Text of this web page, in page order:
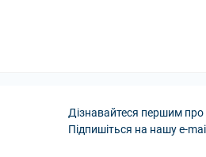
Дізнавайтеся першим про
Підпишіться на нашу e-